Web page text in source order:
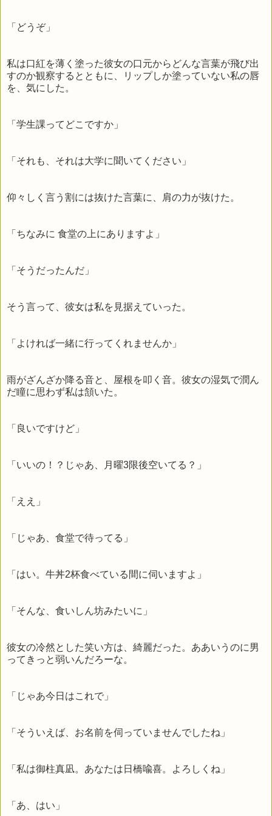
「どうぞ」
私は口紅を薄く塗った彼女の口元からどんな言葉が飛び出
すのか観察するとともに、リップしか塗っていない私の唇
を、気にした。
「学生課ってどこですか」
「それも、それは大学に聞いてください」
仰々しく言う割には抜けた言葉に、肩の力が抜けた。
「ちなみに 食堂の上にありますよ」
「そうだったんだ」
そう言って、彼女は私を見据えていった。
「よければ一緒に行ってくれませんか」
雨がざんざか降る音と、屋根を叩く音。彼女の湿気で潤ん
だ瞳に思わず私は頷いた。
「良いですけど」
「いいの！？じゃあ、月曜3限後空いてる？」
「ええ」
「じゃあ、食堂で待ってる」
「はい。牛丼2杯食べている間に伺いますよ」
「そんな、食いしん坊みたいに」
彼女の冷然とした笑い方は、綺麗だった。ああいうのに男
ってきっと弱いんだろーな。
「じゃあ今日はこれで」
「そういえば、お名前を伺っていませんでしたね」
「私は御柱真凪。あなたは日橋喩喜。よろしくね」
「あ、はい」